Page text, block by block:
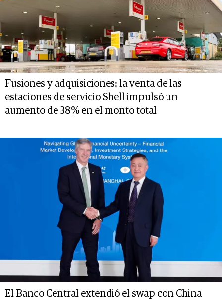
Fusiones y adquisiciones: la venta de las
estaciones de servicio Shell impulsó un
aumento de 38% en el monto total
El Banco Central extendió el swap con China